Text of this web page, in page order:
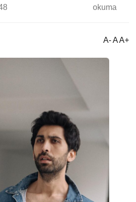
okuma
A- A A+